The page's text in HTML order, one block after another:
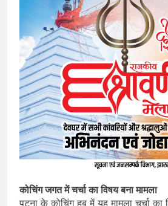
कोचिंग जगत में चर्चा का विषय बना मामला
पटना के कोचिंग हब में यह मामला चर्चा का